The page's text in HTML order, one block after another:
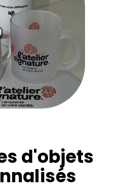
d'objets